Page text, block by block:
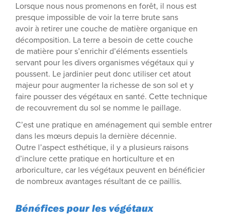
Lorsque nous nous promenons en forêt, il nous est
presque impossible de voir la terre brute sans
avoir à retirer une couche de matière organique en
décomposition. La terre a besoin de cette couche
de matière pour s’enrichir d’éléments essentiels
servant pour les divers organismes végétaux qui y
poussent. Le jardinier peut donc utiliser cet atout
majeur pour augmenter la richesse de son sol et y
faire pousser des végétaux en santé. Cette technique
de recouvrement du sol se nomme le paillage.
C’est une pratique en aménagement qui semble entrer
dans les mœurs depuis la dernière décennie.
Outre l’aspect esthétique, il y a plusieurs raisons
d’inclure cette pratique en horticulture et en
arboriculture, car les végétaux peuvent en bénéficier
de nombreux avantages résultant de ce paillis.
Bénéfices pour les végétaux